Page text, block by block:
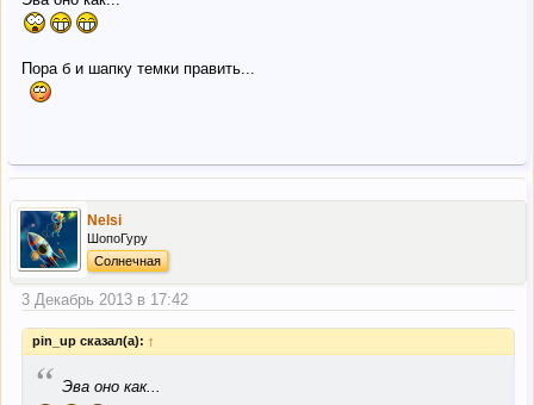
Пора б и шапку темки править...
Nelsi
ШопоГуру
Солнечная
3 Декабрь 2013 в 17:42
pin_up сказал(а): ↑
“ Эва оно как...